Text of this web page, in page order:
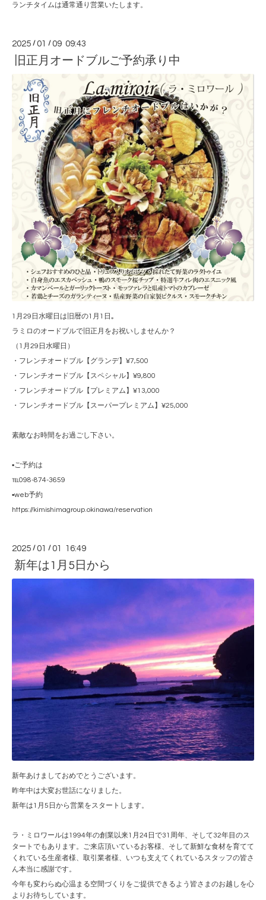
ランチタイムは通常通り営業いたします。
2025 /01 /09 09:43
旧正月オードブルご予約承り中
1月29日水曜日は旧暦の1月1日｡
ラミロのオードブルで旧正月をお祝いしませんか？
（1月29日水曜日）
・フレンチオードブル【グランデ】¥7,500
・フレンチオードブル【スペシャル】¥9,800
・フレンチオードブル【プレミアム】¥13,000
・フレンチオードブル【スーパープレミアム】¥25,000
素敵なお時間をお過ごし下さい。
▪️ご予約は
℡098-874-3659
▪️web予約
https://kimishimagroup.okinawa/reservation
2025 /01 /01 16:49
新年は1月5日から
新年あけましておめでとうございます。
昨年中は大変お世話になりました。
新年は1月5日から営業をスタートします。
ラ・ミロワールは1994年の創業以来1月24日で31周年、そして32年目のス
タートでもあります。ご来店頂いているお客様、そして新鮮な食材を育てて
くれている生産者様、取引業者様、いつも支えてくれているスタッフの皆さ
ん本当に感謝です。
今年も変わらぬ心温まる空間づくりをご提供できるよう皆さまのお越しを心
よりお待ちしています。